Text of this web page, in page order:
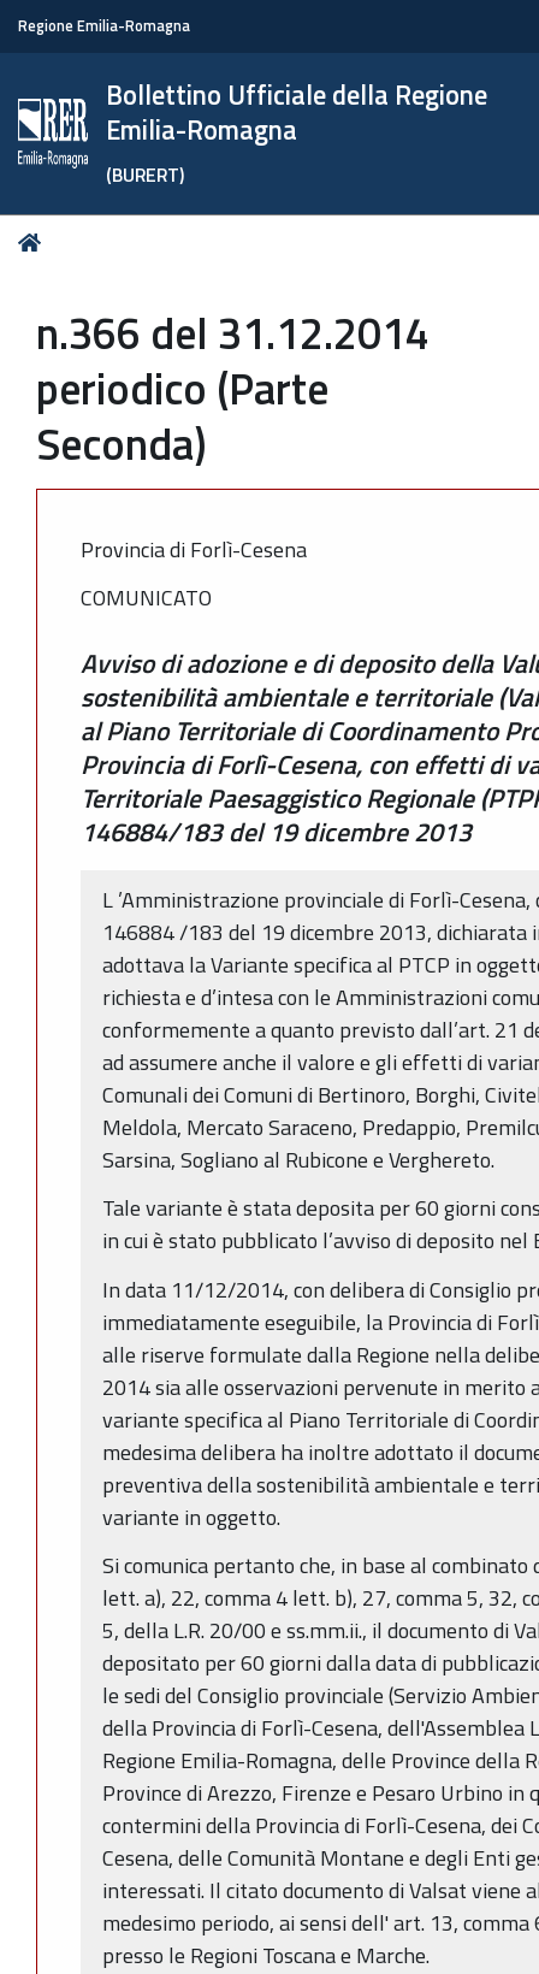
Regione Emilia-Romagna
Bollettino Ufficiale della Regione
Emilia-Romagna
(BURERT)
Tu
n.366 del 31.12.2014
periodico (Parte
Seconda)
Provincia di Forlì-Cesena
COMUNICATO
Avviso di adozione e di deposito della
sostenibilità ambientale e territoriale
al Piano Territoriale di Coordinamento
Provincia di Forlì-Cesena, con effetti di
Territoriale Paesaggistico Regionale
146884/183 del 19 dicembre 2013
L ’Amministrazione provinciale di Forlì-
146884 /183 del 19 dicembre 2013, dichiarata
adottava la Variante specifica al PTCP in
richiesta e d’intesa con le Amministrazioni
conformemente a quanto previsto dall’art. 21
ad assumere anche il valore e gli effetti di
Comunali dei Comuni di Bertinoro, Borghi,
Meldola, Mercato Saraceno, Predappio,
Sarsina, Sogliano al Rubicone e Verghereto.
Tale variante è stata deposita per 60 giorni
in cui è stato pubblicato l’avviso di deposito nel
In data 11/12/2014, con delibera di Consiglio
immediatamente eseguibile, la Provincia di
alle riserve formulate dalla Regione nella
2014 sia alle osservazioni pervenute in merito
variante specifica al Piano Territoriale di
medesima delibera ha inoltre adottato il
preventiva della sostenibilità ambientale e
variante in oggetto.
Si comunica pertanto che, in base al
lett. a), 22, comma 4 lett. b), 27, comma 5, 32,
5, della L.R. 20/00 e ss.mm.ii., il documento di
depositato per 60 giorni dalla data di
le sedi del Consiglio provinciale (Servizio
della Provincia di Forlì-Cesena, dell'Assemblea
Regione Emilia-Romagna, delle Province della
Province di Arezzo, Firenze e Pesaro Urbino in
contermini della Provincia di Forlì-Cesena, dei
Cesena, delle Comunità Montane e degli Enti
interessati. Il citato documento di Valsat viene
medesimo periodo, ai sensi dell' art. 13,
presso le Regioni Toscana e Marche.